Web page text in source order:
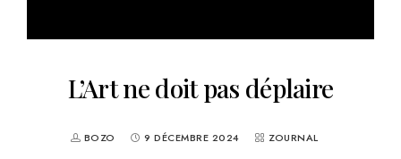
L’Art ne doit pas déplaire
BOZO 9 DÉCEMBRE 2024 ZOURNAL